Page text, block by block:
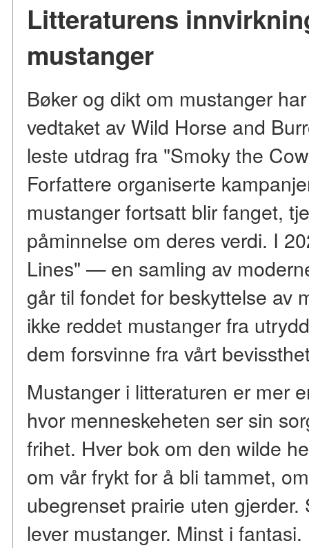
Litteraturens
mustanger
Bøker og dikt om mustanger
vedtaket av Wild Horse and
leste utdrag fra "Smoky the
Forfattere organiserte
mustanger fortsatt blir fanget,
påminnelse om deres verdi. I
Lines" — en samling av
går til fondet for beskyttelse av
ikke reddet mustanger fra
dem forsvinne fra vårt
Mustanger i litteraturen er mer
hvor menneskeheten ser sin
frihet. Hver bok om den wilde
om vår frykt for å bli tammet,
ubegrenset prairie uten
lever mustanger. Minst i fantasi.